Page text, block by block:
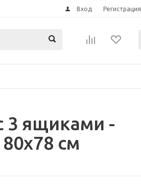
Вход Регистрация
3 ящиками -
см